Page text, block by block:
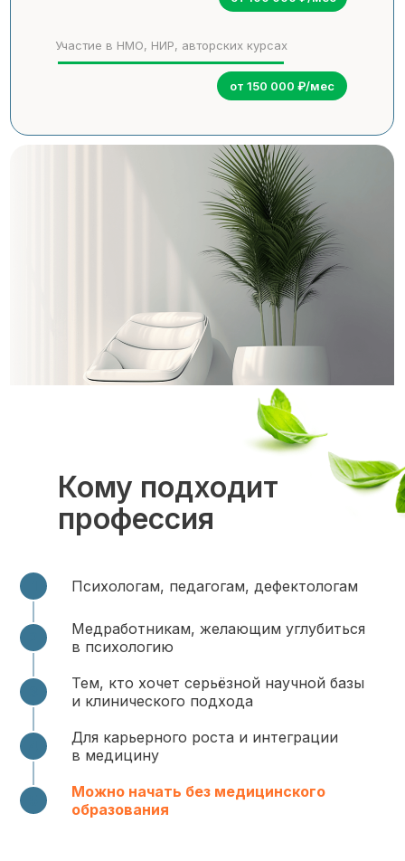
Участие в НМО, НИР, авторских курсах
от 150 000 ₽/мес
Кому подходит
профессия
Психологам, педагогам, дефектологам
Медработникам, желающим углубиться
в психологию
Тем, кто хочет серьёзной научной базы
и клинического подхода
Для карьерного роста и интеграции
в медицину
Можно начать без медицинского
образования